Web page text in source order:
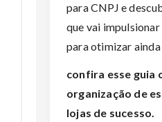
para CNPJ e
que vai impulsionar
para otimizar ainda
confira esse guia
organização de
lojas de sucesso.